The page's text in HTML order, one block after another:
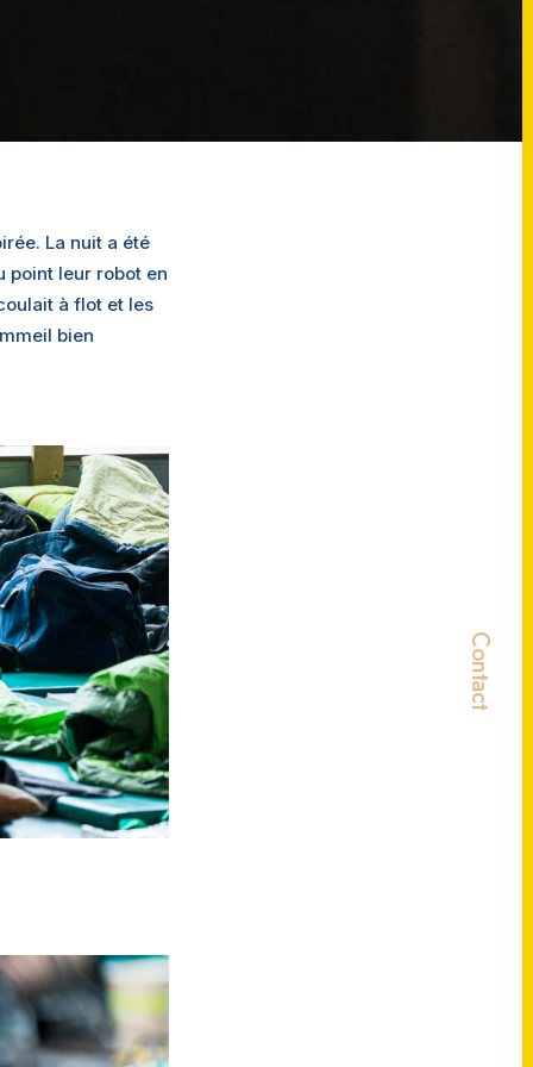
La nuit a été
point leur robot en
à flot et les
bien
Contact